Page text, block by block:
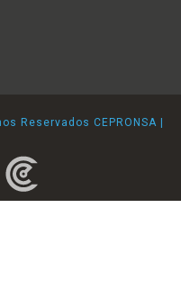
Reservados CEPRONSA |